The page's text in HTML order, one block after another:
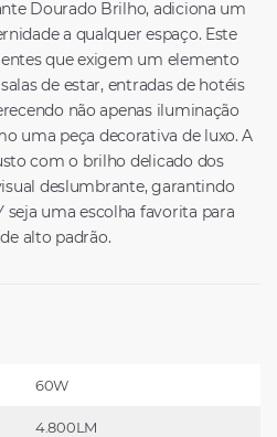
Dourado Brilho, adiciona um
a qualquer espaço. Este
que exigem um elemento
de estar, entradas de hotéis
não apenas iluminação
uma peça decorativa de luxo. A
com o brilho delicado dos
deslumbrante, garantindo
seja uma escolha favorita para
alto padrão.
60W
4.800LM